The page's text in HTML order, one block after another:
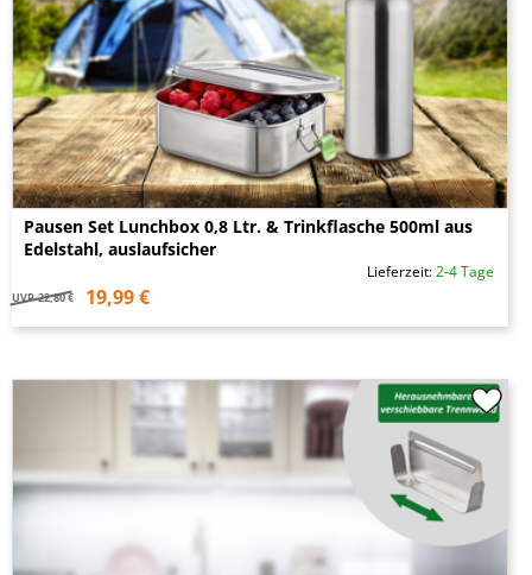
Pausen Set Lunchbox 0,8 Ltr. & Trinkflasche 500ml aus
Edelstahl, auslaufsicher
Lieferzeit:2-4 Tage
UVP 22,80 € 19,99 €